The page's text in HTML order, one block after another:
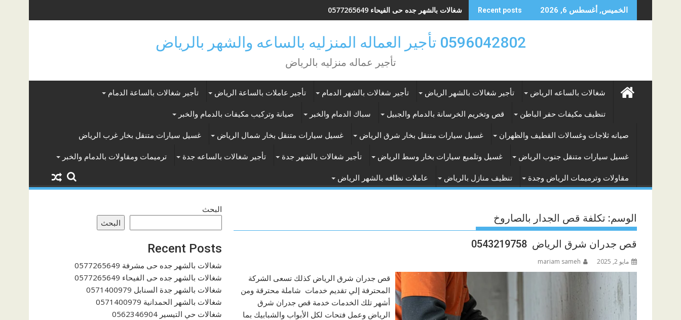
to
الخميس, أغسطس 6, 2026 Recent posts شغالات بالشهر جده حى الفيحاء 0577265649
0596042802 تأجير العماله المنزليه بالساعه والشهر بالرياض
تأجير عماله منزليه بالرياض
شغالات بالساعه الرياض تأجير شغالات بالشهر الرياض تأجير شغالات بالشهر الدمام تأجير عاملات بالساعة الرياض تأجير شغالات بالساعة الدمام
تنظيف مكيفات حفر الباطن قص وتخريم الخرسانة بالدمام والجبيل سباك الدمام والخبر صيانة وتركيب مكيفات بالدمام والخبر
صيانه ثلاجات وغسالات القطيف والظهران غسيل سيارات متنقل بخار شرق الرياض غسيل سيارات متنقل بخار شمال الرياض غسيل سيارات متنقل بخار غرب الرياض
غسيل سيارات متنقل جنوب الرياض غسيل وتلميع سيارات بخار وسط الرياض تأجير شغالات بالشهر جدة تأجير شغالات بالساعه جدة ترميمات ومقاولات بالدمام والخبر
مقاولات وترميمات الرياض وجدة تنظيف منازل بالرياض عاملات نظافه بالشهر الرياض
الوسم: تكلفة قص الجدار بالصاروخ
قص جدران شرق الرياض 0543219758
مايو 2, 2025 mariam sameh
قص جدران شرق الرياض كذلك تسعى الشركة
المحترفة إلي تقديم خدمات شاملة محترقة ومن
أشهر تلك الخدمات خدمة قص جدران شرق
الرياض وعمل فتحات لكل الأبواب والشبابيك بما
البحث
البحث
Recent Posts
شغالات بالشهر جده حى مشرفة 0577265649
شغالات بالشهر جده حى الفيحاء 0577265649
شغالات بالشهر جدة السنابل 0571400979
شغالات بالشهر الحمدانية 0571400979
شغالات حي التيسير 0562346904